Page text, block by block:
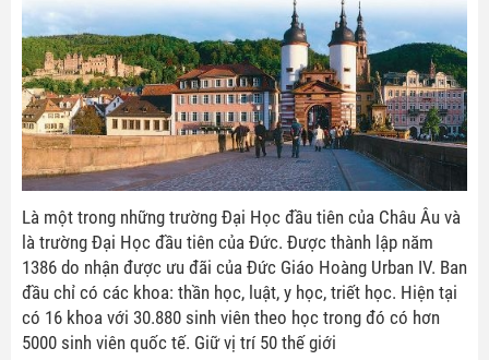
Là một trong những trường Đại Học đầu tiên của Châu Âu và
là trường Đại Học đầu tiên của Đức. Được thành lập năm
1386 do nhận được ưu đãi của Đức Giáo Hoàng Urban IV. Ban
đầu chỉ có các khoa: thần học, luật, y học, triết học. Hiện tại
có 16 khoa với 30.880 sinh viên theo học trong đó có hơn
5000 sinh viên quốc tế. Giữ vị trí 50 thế giới